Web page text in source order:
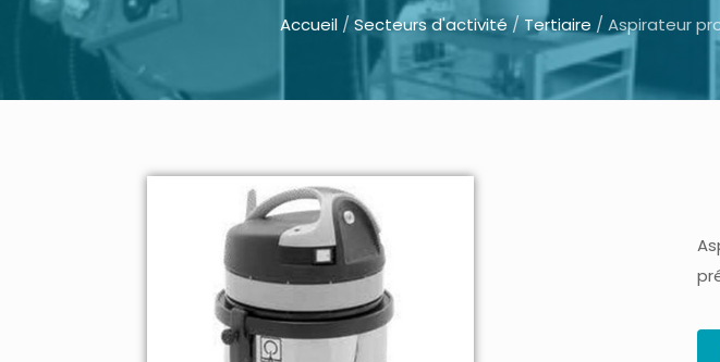
Accueil/ Secteurs d'activité / Tertiaire / Aspirateur